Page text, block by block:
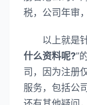
税，公司年审
以上就是针
什么资料呢?”
司，因为注册
服务，包括公